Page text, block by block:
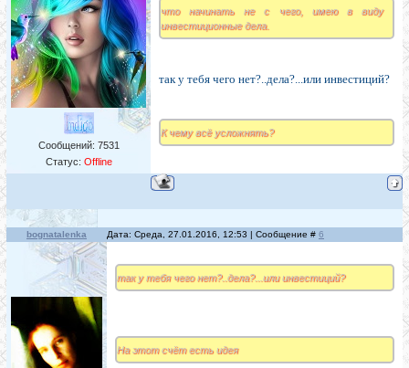
Сообщений: 7531
Статус: Offline
что начинать не с чего, имею в виду
инвестиционные дела.
так у тебя чего нет?..дела?...или инвестиций?
К чему всё усложнять?
bognatalenka Дата: Среда, 27.01.2016, 12:53 | Сообщение # 6
так у тебя чего нет?..дела?...или инвестиций?
На этот счёт есть идея